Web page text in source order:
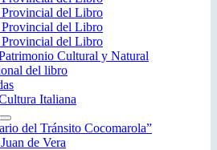
Provincial del Libro
Provincial del Libro
Provincial del Libro
Cultural y Natural
del libro
Italiana
del Tránsito Cocomarola”
de Vera